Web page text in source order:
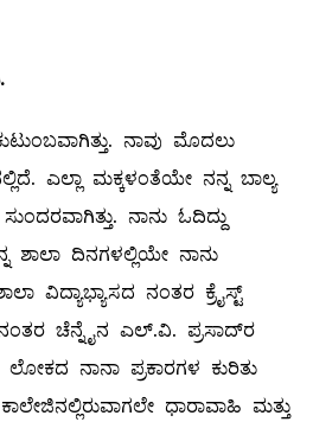
.
ನಾವು ಮೊದಲು
ಎಲ್ಲಾ ಮಕ್ಕಳಂತೆಯೇ ನನ್ನ ಬಾಲ್ಯ
ನಾನು ಓದಿದ್ದು
ಶಾಲಾ ದಿನಗಳಲ್ಲಿಯೇ ನಾನು
ವಿದ್ಯಾಭ್ಯಾಸದ ನಂತರ ಕ್ರೈಸ್ಟ್
ಚೆನ್ನೈನ ಎಲ್.ವಿ. ಪ್ರಸಾದ್‌ರ
ನಾನಾ ಪ್ರಕಾರಗಳ ಕುರಿತು
ಧಾರಾವಾಹಿ ಮತ್ತು